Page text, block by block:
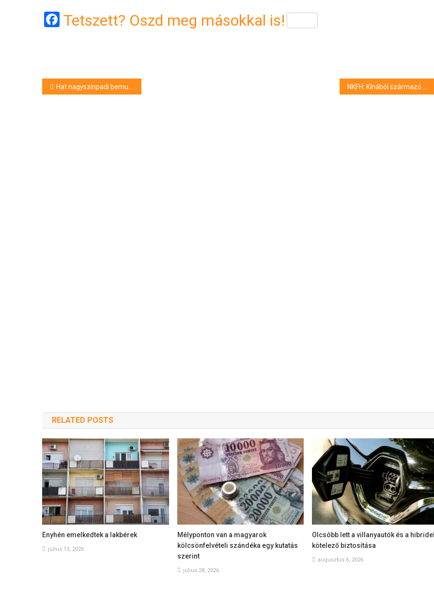
Facebook
Tetszett? Oszd meg másokkal is!
Bejegyzés
Hat nagyszínpadi bemutatót tart a Szolnoki Szigligeti Színház
RELATED POSTS
Enyhén emelkedtek a lakbérek
július 13, 2026
Mélyponton van a magyarok
kölcsönfelvételi szándéka egy kutatás
szerint
július 28, 2026
Olcsóbb lett a villanyautók és a
kötelező biztosítása
augusztus 6, 2026